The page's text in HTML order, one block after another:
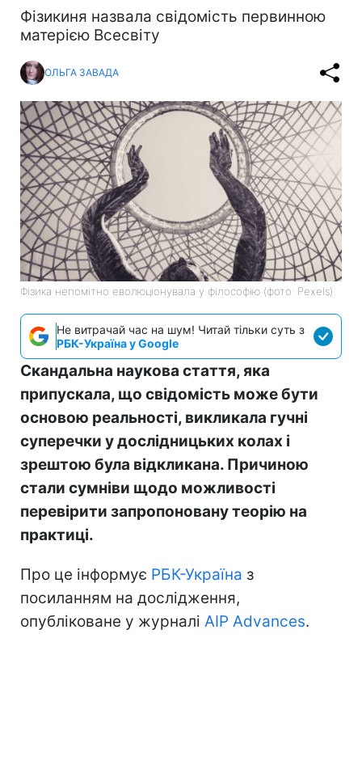
Фізикиня назвала свідомість первинною
матерією Всесвіту
ОЛЬГА ЗАВАДА
Фізика непомітно еволюціонувала у філософію (фото: Pexels)
Не витрачай час на шум! Читай тільки суть з
РБК-Україна у Google
Скандальна наукова стаття, яка
припускала, що свідомість може бути
основою реальності, викликала гучні
суперечки у дослідницьких колах і
зрештою була відкликана. Причиною
стали сумніви щодо можливості
перевірити запропоновану теорію на
практиці.
Про це інформує РБК-Україна з
посиланням на дослідження,
опубліковане у журналі AIP Advances.